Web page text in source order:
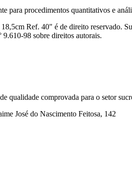
para procedimentos quantitativos e
Ref. 40" é de direito reservado.
98 sobre direitos autorais.
qualidade comprovada para o setor
José do Nascimento Feitosa, 142